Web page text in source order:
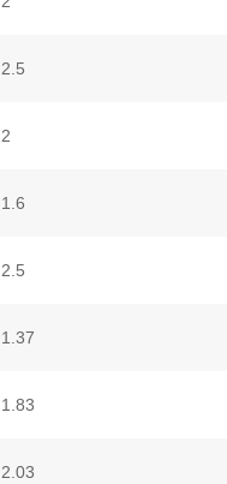
2.5
2
1.6
2.5
1.37
1.83
2.03